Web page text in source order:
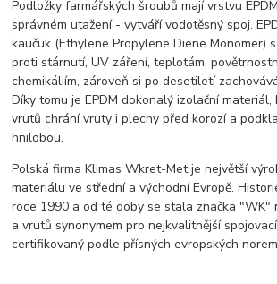
Podložky farmářských šroubů mají vrstvu
správném utažení - vytváří vodotěsný spoj.
kaučuk (Ethylene Propylene Diene Monomer)
proti stárnutí, UV záření, teplotám,
chemikáliím, zároveň si po desetiletí
Díky tomu je EPDM dokonalý izolační
vrutů chrání vruty i plechy před korozí a
hnilobou.
Polská firma Klimas Wkret-Met je největší
materiálu ve střední a východní Evropě.
roce 1990 a od té doby se stala značka "WK"
a vrutů synonymem pro nejkvalitnější
certifikovaný podle přísných evropských